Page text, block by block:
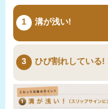
1 溝が浅い!
3 ひび割れしている!